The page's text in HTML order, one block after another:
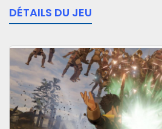
DÉTAILS DU JEU